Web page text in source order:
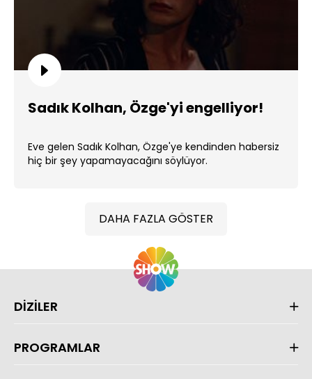
Sadık Kolhan, Özge'yi engelliyor!
Eve gelen Sadık Kolhan, Özge'ye kendinden habersiz
hiç bir şey yapamayacağını söylüyor.
DAHA FAZLA GÖSTER
DİZİLER
PROGRAMLAR